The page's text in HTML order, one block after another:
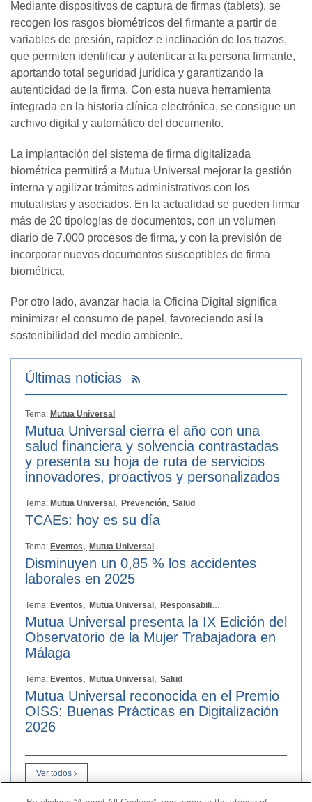
Mediante dispositivos de captura de firmas (tablets), se
recogen los rasgos biométricos del firmante a partir de
variables de presión, rapidez e inclinación de los trazos,
que permiten identificar y autenticar a la persona firmante,
aportando total seguridad jurídica y garantizando la
autenticidad de la firma. Con esta nueva herramienta
integrada en la historia clínica electrónica, se consigue un
archivo digital y automático del documento.
La implantación del sistema de firma digitalizada
biométrica permitirá a Mutua Universal mejorar la gestión
interna y agilizar trámites administrativos con los
mutualistas y asociados. En la actualidad se pueden firmar
más de 20 tipologías de documentos, con un volumen
diario de 7.000 procesos de firma, y con la previsión de
incorporar nuevos documentos susceptibles de firma
biométrica.
Por otro lado, avanzar hacia la Oficina Digital significa
minimizar el consumo de papel, favoreciendo así la
sostenibilidad del medio ambiente.
Últimas noticias
Tema: Mutua Universal
Mutua Universal cierra el año con una
salud financiera y solvencia contrastadas
y presenta su hoja de ruta de servicios
innovadores, proactivos y personalizados
Tema: Mutua Universal, Prevención, Salud
TCAEs: hoy es su día
Tema: Eventos, Mutua Universal
Disminuyen un 0,85 % los accidentes
laborales en 2025
Tema: Eventos, Mutua Universal, Responsabilidad Social
Mutua Universal presenta la IX Edición del
Observatorio de la Mujer Trabajadora en
Málaga
Tema: Eventos, Mutua Universal, Salud
Mutua Universal reconocida en el Premio
OISS: Buenas Prácticas en Digitalización
2026
Ver todos